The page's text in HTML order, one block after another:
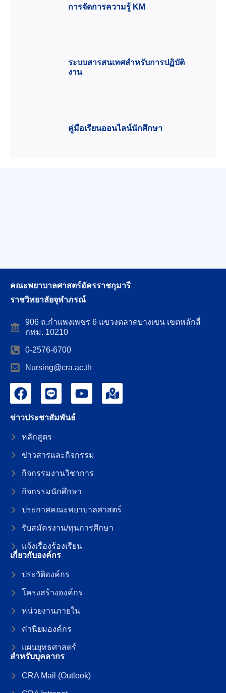
การจัดการความรู้ KM
ระบบสารสนเทศสำหรับการปฏิบัติ
งาน
คู่มือเรียนออนไลน์นักศึกษา
คณะพยาบาลศาสตร์อัครราชกุมารี
ราชวิทยาลัยจุฬาภรณ์
906 ถ.กำแพงเพชร 6 แขวงตลาดบางเขน เขตหลักสี่
กทม. 10210
0-2576-6700
Nursing@cra.ac.th
ข่าวประชาสัมพันธ์
หลักสูตร
ข่าวสารและกิจกรรม
กิจกรรมงานวิชาการ
กิจกรรมนักศึกษา
ประกาศคณะพยาบาลศาสตร์
รับสมัครงาน/ทุนการศึกษา
แจ้งเรื่องร้องเรียน
เกี่ยวกับองค์กร
ประวัติองค์กร
โครงสร้างองค์กร
หน่วยงานภายใน
ค่านิยมองค์กร
แผนยุทธศาสตร์
สำหรับบุคลากร
CRA Mail (Outlook)